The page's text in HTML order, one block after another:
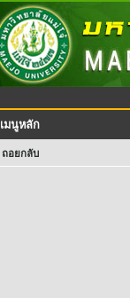
เมนูหลัก
ถอยกลับ